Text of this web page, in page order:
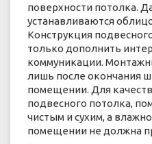
поверхности потолка.
устанавливаются
Конструкция
только дополнить
коммуникации.
лишь после окончания
помещении. Для
подвесного потолка,
чистым и сухим, а
помещении не должна